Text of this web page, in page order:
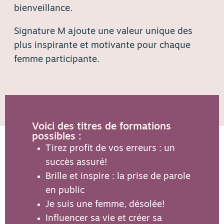
bienveillance.
Signature M ajoute une valeur unique des
plus inspirante et motivante pour chaque
femme participante.
Voici des titres de formations
possibles :
Tirez profit de vos erreurs : un
succès assuré!
Brille et inspire : la prise de parole
en public
Je suis une femme, désolée!
Influencer sa vie et créer sa